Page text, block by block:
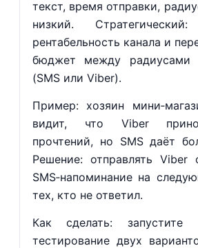
текст, время отправки,
низкий. Стратегический:
рентабельность канала и
бюджет между радиусами
(SMS или Viber).
Пример: хозяин
видит, что Viber
прочтений, но SMS даёт
Решение: отправлять Viber
SMS‑напоминание на
тех, кто не ответил.
Как сделать: запустите
тестирование двух